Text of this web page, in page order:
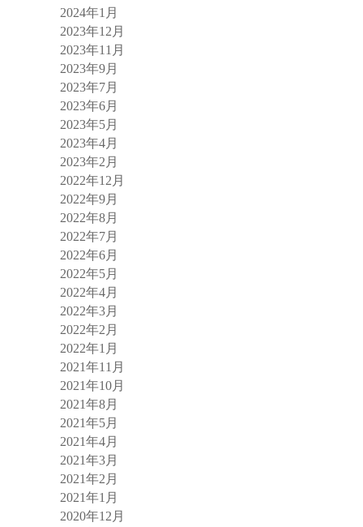
2024年1月
2023年12月
2023年11月
2023年9月
2023年7月
2023年6月
2023年5月
2023年4月
2023年2月
2022年12月
2022年9月
2022年8月
2022年7月
2022年6月
2022年5月
2022年4月
2022年3月
2022年2月
2022年1月
2021年11月
2021年10月
2021年8月
2021年5月
2021年4月
2021年3月
2021年2月
2021年1月
2020年12月